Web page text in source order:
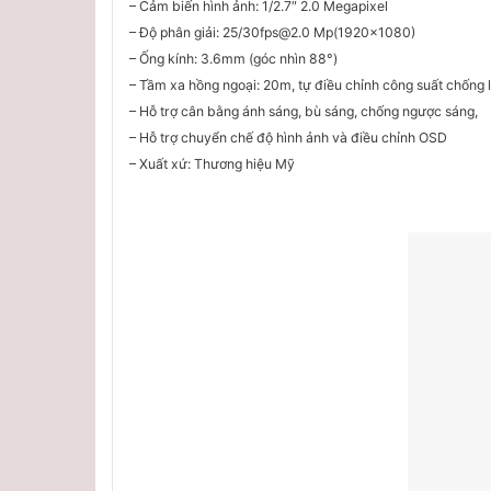
– Cảm biến hình ảnh: 1/2.7″ 2.0 Megapixel
– Độ phân giải: 25/30fps@2.0 Mp(1920×1080)
– Ống kính: 3.6mm (góc nhìn 88°)
– Tầm xa hồng ngoại: 20m, tự điều chỉnh công suất chống
– Hỗ trợ cân bằng ánh sáng, bù sáng, chống ngược sáng,
– Hỗ trợ chuyển chế độ hình ảnh và điều chỉnh OSD
– Xuất xứ: Thương hiệu Mỹ